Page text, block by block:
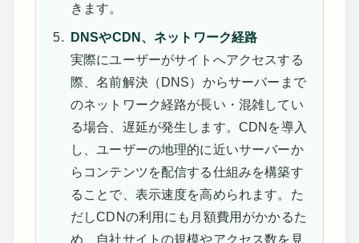
きます。
DNSやCDN、ネットワーク経路
実際にユーザーがサイトへアクセスする
際、名前解決（DNS）からサーバーまで
のネットワーク経路が長い・混雑してい
る場合、遅延が発生します。CDNを導入
し、ユーザーの地理的に近いサーバーか
らコンテンツを配信する仕組みを構築す
ることで、表示速度を高められます。た
だしCDNの利用にも月額費用がかかるた
め、自社サイトの規模やアクセス数を見